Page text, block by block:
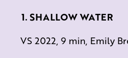
SHALLOW WATER
VS 2022, 9 min, Emily